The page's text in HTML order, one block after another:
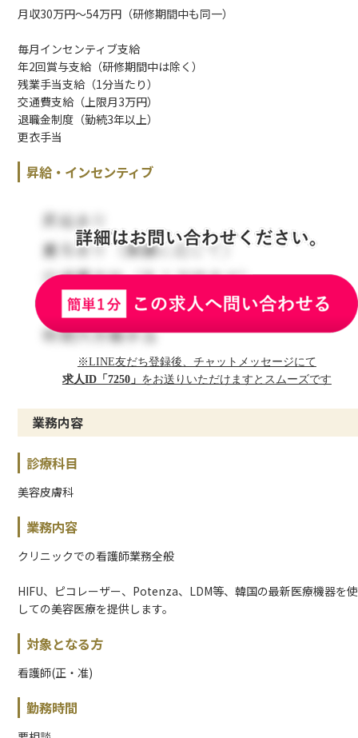
月収30万円～54万円（研修期間中も同一）
毎月インセンティブ支給
年2回賞与支給（研修期間中は除く）
残業手当支給（1分当たり）
交通費支給（上限月3万円）
退職金制度（勤続3年以上）
更衣手当
昇給・インセンティブ
※LINE友だち登録後、チャットメッセージにて
求人ID「7250」 をお送りいただけますとスムーズです
業務内容
診療科目
美容皮膚科
業務内容
クリニックでの看護師業務全般
HIFU、ピコレーザー、Potenza、LDM等、韓国の最新医療機器を
しての美容医療を提供します。
対象となる方
看護師(正・准)
勤務時間